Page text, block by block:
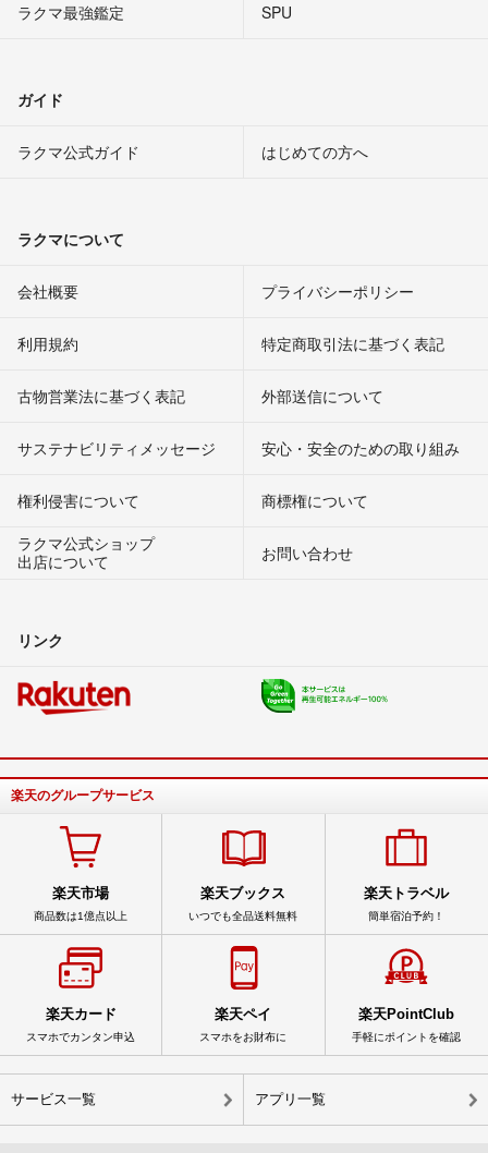
ラクマ最強鑑定
SPU
ガイド
ラクマ公式ガイド はじめての方へ
ラクマについて
会社概要 プライバシーポリシー
利用規約 特定商取引法に基づく表記
古物営業法に基づく表記 外部送信について
サステナビリティメッセージ 安心・安全のための取り組み
権利侵害について
商標権について
ラクマ公式ショップ
出店について
お問い合わせ
リンク
楽天のグループサービス
楽天市場
商品数は1億点以上
楽天ブックス
いつでも全品送料無料
楽天トラベル
簡単宿泊予約！
楽天カード
スマホでカンタン申込
楽天ペイ
スマホをお財布に
楽天PointClub
手軽にポイントを確認
サービス一覧 アプリ一覧